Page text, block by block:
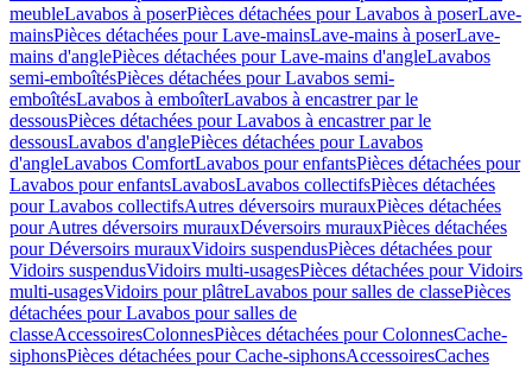
meubleLavabos à poserPièces détachées pour Lavabos à poserLave-
mainsPièces détachées pour Lave-mainsLave-mains à poserLave-
mains d'anglePièces détachées pour Lave-mains d'angleLavabos
semi-emboîtésPièces détachées pour Lavabos semi-
emboîtésLavabos à emboîterLavabos à encastrer par le
dessousPièces détachées pour Lavabos à encastrer par le
dessousLavabos d'anglePièces détachées pour Lavabos
d'angleLavabos ComfortLavabos pour enfantsPièces détachées pour
Lavabos pour enfantsLavabosLavabos collectifsPièces détachées
pour Lavabos collectifsAutres déversoirs murauxPièces détachées
pour Autres déversoirs murauxDéversoirs murauxPièces détachées
pour Déversoirs murauxVidoirs suspendusPièces détachées pour
Vidoirs suspendusVidoirs multi-usagesPièces détachées pour Vidoirs
multi-usagesVidoirs pour plâtreLavabos pour salles de classePièces
détachées pour Lavabos pour salles de
classeAccessoiresColonnesPièces détachées pour ColonnesCache-
siphonsPièces détachées pour Cache-siphonsAccessoiresCaches